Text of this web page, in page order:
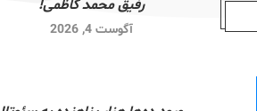
رفیق محمد کاظمی!
آگوست 4, 2026